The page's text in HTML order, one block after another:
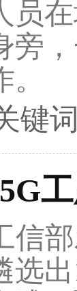
员
旁
键词
信
选